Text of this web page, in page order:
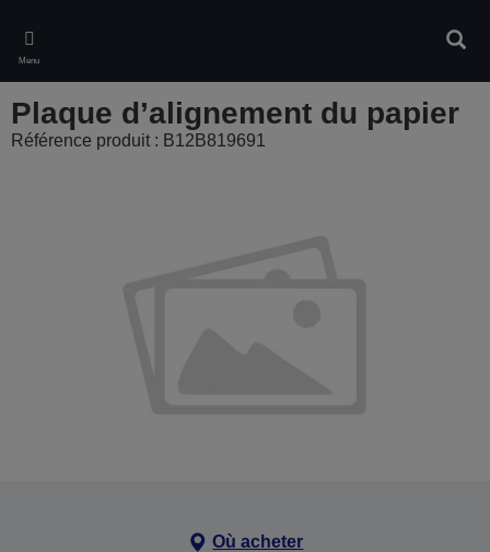
main
content
Menu
Plaque d’alignement du papier
Référence produit : B12B819691
Où acheter